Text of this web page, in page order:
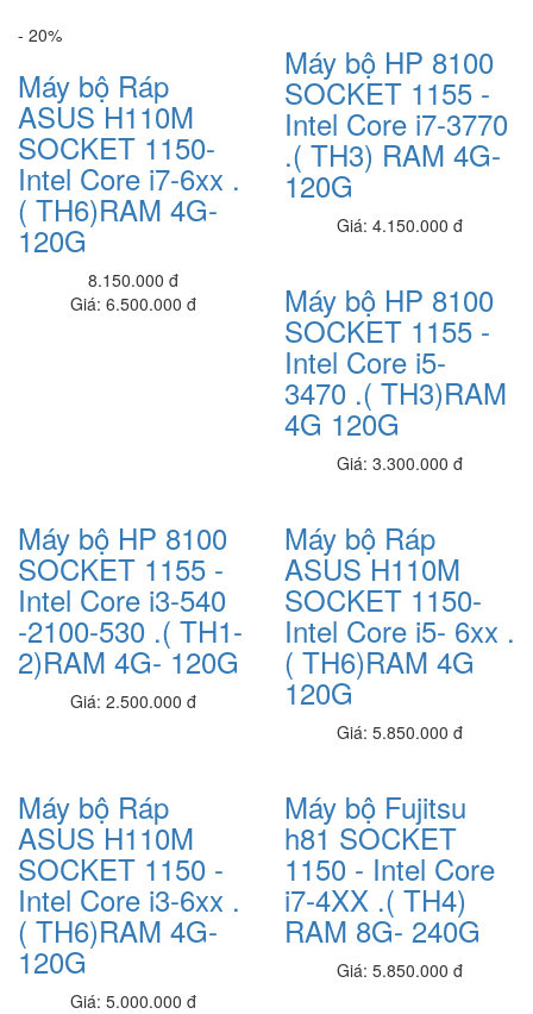
SSD128G- 12.5'
Laptop Dell Latitude E5270 - Intel Core i5 - 6300 U.( TH6)- 4G-
SSD128G- 12.5'
7.900.000 đ7,200,000 đ
Laptop Dell Latitude E5540 - Intel Core i5 -4300 .( TH4)- 4G-
SSD128G- 16.5
7.950.000 đ
Laptop Dell Latitude E5430 - Intel Core i5 - 2520M .( TH2)(đồ họa ) -
Ram Kingston 8g/2666 PC- DDR4
650,000 đ
Ram 4G star
325,000 đ
Dell Vostro 5402_V4I5003W
21,050,000 đ
Dell Inspiron N3511_512
20,080,000 đ
Dell Inspiron N3511_8G
19,090,000 đ
Dell Inspiron N3511_HGPJ4
18,890,000 đ
- 20%
Máy bộ Ráp
ASUS H110M
SOCKET 1150-
Intel Core i7-6xx .
( TH6)RAM 4G-
120G
8.150.000 đ
Giá: 6.500.000 đ
Máy bộ HP 8100
SOCKET 1155 -
Intel Core i7-3770
.( TH3) RAM 4G-
120G
Giá: 4.150.000 đ
Máy bộ HP 8100
SOCKET 1155 -
Intel Core i5-
3470 .( TH3)RAM
4G 120G
Giá: 3.300.000 đ
Máy bộ HP 8100
SOCKET 1155 -
Intel Core i3-540
-2100-530 .( TH1-
2)RAM 4G- 120G
Giá: 2.500.000 đ
Máy bộ Ráp
ASUS H110M
SOCKET 1150-
Intel Core i5- 6xx .
( TH6)RAM 4G
120G
Giá: 5.850.000 đ
Máy bộ Ráp
ASUS H110M
SOCKET 1150 -
Intel Core i3-6xx .
( TH6)RAM 4G-
120G
Giá: 5.000.000 đ
Máy bộ Fujitsu
h81 SOCKET
1150 - Intel Core
i7-4XX .( TH4)
RAM 8G- 240G
Giá: 5.850.000 đ